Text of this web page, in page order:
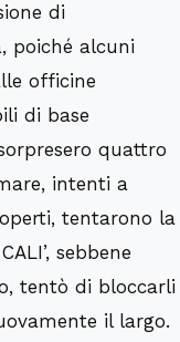
di
poiché alcuni
officine
di base
quattro
intenti a
tentarono la
sebbene
tentò di bloccarli
il largo.